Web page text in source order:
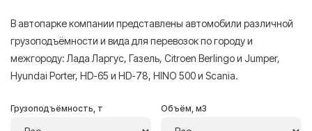
В автопарке компании представлены автомобили различной
грузоподъёмности и вида для перевозок по городу и
межгороду: Лада Ларгус, Газель, Citroen Berlingo и Jumper,
Hyundai Porter, HD-65 и HD-78, HINO 500 и Scania.
Грузоподъёмность, т Объём, м3